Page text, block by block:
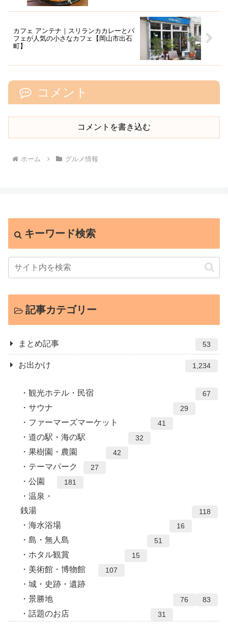
カフェ アンテナ｜スリランカカレーとパ
フェが人気の小さなカフェ【岡山市出石
町】
コメント
コメントを書き込む
ホーム グルメ情報
キーワード検索
記事カテゴリー
まとめ記事 53
お出かけ 1,234
観光ホテル・民宿 67
サウナ 29
ファーマーズマーケット 41
道の駅・海の駅 32
果樹園・農園 42
テーマパーク 27
公園 181
温泉・
銭湯
118
海水浴場 16
島・無人島 51
ホタル観賞 15
美術館・博物館 107
城・史跡・遺跡
83
景勝地 76
話題のお店 31